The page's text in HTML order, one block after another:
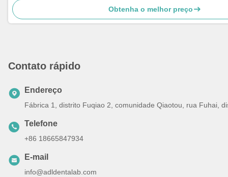
Obtenha o melhor preço
Contato rápido
Endereço
Fábrica 1, distrito Fuqiao 2, comunidade Qiaotou, rua Fuhai,
Telefone
+86 18665847934
E-mail
info@adldentalab.com